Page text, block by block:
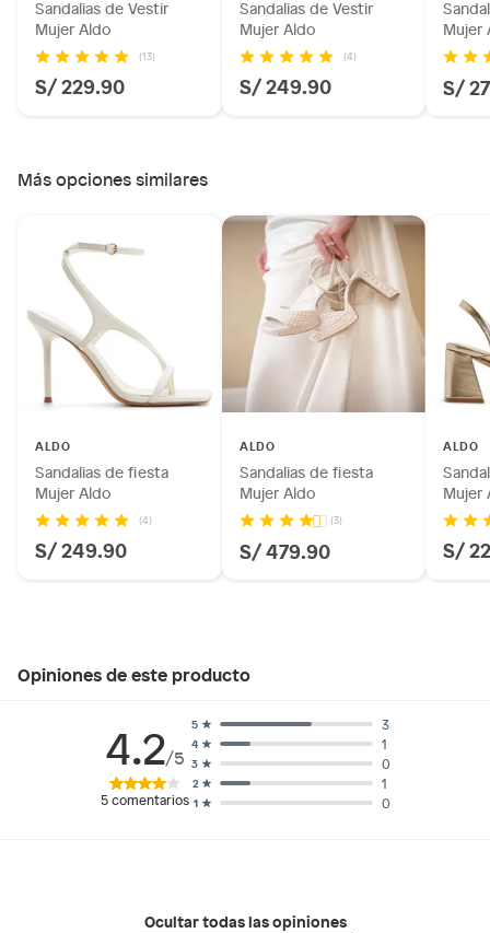
Sandalias de Vestir
Mujer Aldo
(13)
S/ 229.90
Sandalias de Vestir
Mujer Aldo
(4)
S/ 249.90
Mujer
S/
Más opciones similares
ALDO
Sandalias de fiesta
Mujer Aldo
(4)
S/ 249.90
ALDO
Sandalias de fiesta
Mujer Aldo
(3)
S/ 479.90
ALDO
Mujer
S/
Opiniones de este producto
4.2/5
5 comentarios 1 0
2 1
3 0
4 1
5 3
Ocultar todas las opiniones